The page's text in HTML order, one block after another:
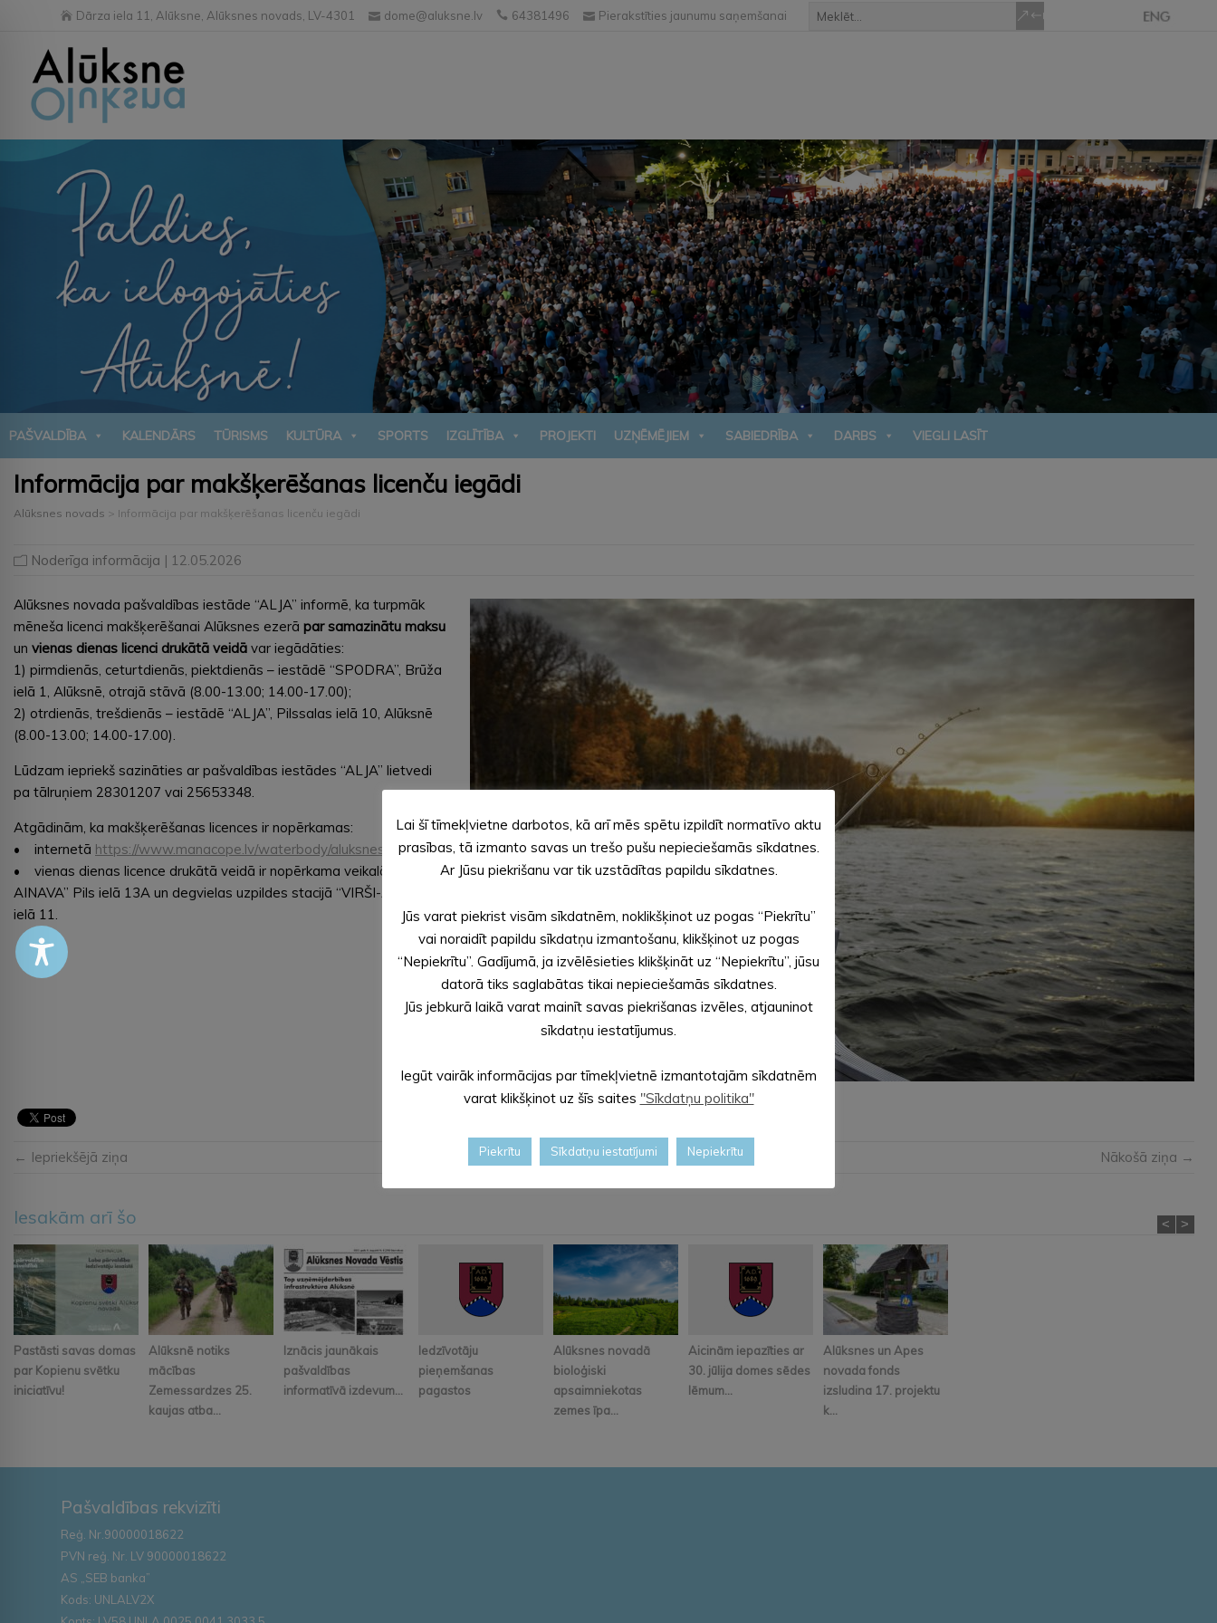
Dārza iela 11, Alūksne, Alūksnes novads, LV-4301 dome@aluksne.lv 64381496 Pierakstīties jaunumu saņemšanai
PAŠVALDĪBA KALENDĀRS TŪRISMS KULTŪRA SPORTS IZGLĪTĪBA PROJEKTI UZŅĒMĒJIEM SABIEDRĪBA DARBS VIEGLI LASĪT
Informācija par makšķerēšanas licenču iegādi
Alūksnes novads > Informācija par makšķerēšanas licenču iegādi
Noderīga informācija | 12.05.2026
Alūksnes novada pašvaldības iestāde “ALJA” informē, ka turpmāk
mēneša licenci makšķerēšanai Alūksnes ezerā par samazinātu maksu
un vienas dienas licenci drukātā veidā var iegādāties:
1) pirmdienās, ceturtdienās, piektdienās – iestādē “SPODRA”, Brūža
ielā 1, Alūksnē, otrajā stāvā (8.00-13.00; 14.00-17.00);
2) otrdienās, trešdienās – iestādē “ALJA”, Pilssalas ielā 10, Alūksnē
(8.00-13.00; 14.00-17.00).
Lūdzam iepriekš sazināties ar pašvaldības iestādes “ALJA” lietvedi
pa tālruņiem 28301207 vai 25653348.
Atgādinām, ka makšķerēšanas licences ir nopērkamas:
• internetā https://www.manacope.lv/waterbody/aluksnes_ezers;
• vienas dienas licence drukātā veidā ir nopērkama veikalā “RC
AINAVA” Pils ielā 13A un degvielas uzpildes stacijā “VIRŠI-A” Rīgas
ielā 11.
← Iepriekšējā ziņa Nākošā ziņa →
Iesakām arī šo
Pastāsti savas domas
par Kopienu svētku
iniciatīvu!
Alūksnē notiks
mācības
Zemessardzes 25.
kaujas atba...
Iznācis jaunākais
pašvaldības
informatīvā izdevum...
Iedzīvotāju
pieņemšanas
pagastos
Alūksnes novadā
bioloģiski
apsaimniekotas
zemes īpa...
Aicinām iepazīties ar
30. jūlija domes sēdes
lēmum...
Alūksnes un Apes
novada fonds
izsludina 17. projektu
k...
< >
Pašvaldības rekvizīti
Reģ. Nr.90000018622
PVN reģ. Nr. LV 90000018622
AS „SEB banka”
Kods: UNLALV2X
Lai šī tīmekļvietne darbotos, kā arī mēs spētu izpildīt normatīvo aktu
prasības, tā izmanto savas un trešo pušu nepieciešamās sīkdatnes.
Ar Jūsu piekrišanu var tik uzstādītas papildu sīkdatnes.
Jūs varat piekrist visām sīkdatnēm, noklikšķinot uz pogas “Piekrītu”
vai noraidīt papildu sīkdatņu izmantošanu, klikšķinot uz pogas
“Nepiekrītu”. Gadījumā, ja izvēlēsieties klikšķināt uz “Nepiekrītu”, jūsu
datorā tiks saglabātas tikai nepieciešamās sīkdatnes.
Jūs jebkurā laikā varat mainīt savas piekrišanas izvēles, atjauninot
sīkdatņu iestatījumus.
Iegūt vairāk informācijas par tīmekļvietnē izmantotajām sīkdatnēm
varat klikšķinot uz šīs saites "Sīkdatņu politika"
Piekrītu Sīkdatņu iestatījumi Nepiekrītu